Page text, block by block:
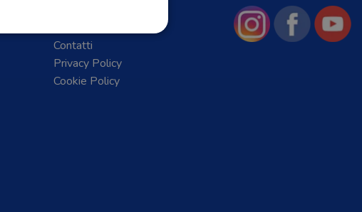
Contatti
Privacy Policy
Cookie Policy